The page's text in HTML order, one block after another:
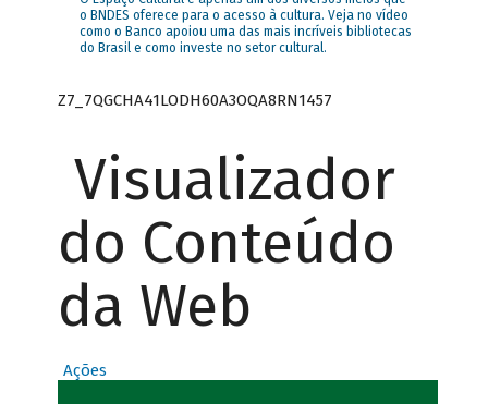
o BNDES oferece para o acesso à cultura. Veja no vídeo
como o Banco apoiou uma das mais incríveis bibliotecas
do Brasil e como investe no setor cultural.
Z7_7QGCHA41LODH60A3OQA8RN1457
Visualizador
do Conteúdo
da Web
Ações